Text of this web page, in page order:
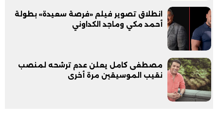
انطلاق تصوير فيلم «فرصة سعيدة» بطولة
أحمد مكي وماجد الكداوني
مصطفى كامل يعلن عدم ترشحه لمنصب
نقيب الموسيقين مرة أخرى